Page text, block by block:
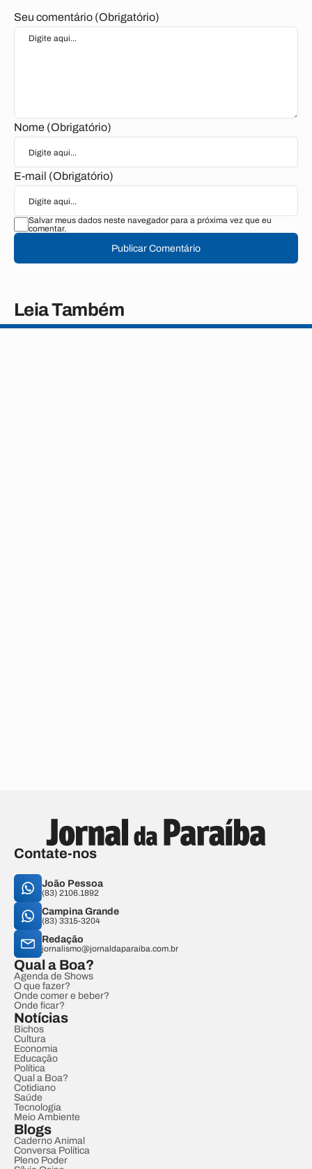
Seu comentário (Obrigatório)
Nome (Obrigatório)
E-mail (Obrigatório)
Salvar meus dados neste navegador para a próxima vez que eu
comentar.
Publicar Comentário
Leia Também
Contate-nos
João Pessoa
(83) 2106.1892
Campina Grande
(83) 3315-3204
Redação
jornalismo@jornaldaparaiba.com.br
Qual a Boa?
Agenda de Shows
O que fazer?
Onde comer e beber?
Onde ficar?
Notícias
Bichos
Cultura
Economia
Educação
Política
Qual a Boa?
Cotidiano
Saúde
Tecnologia
Meio Ambiente
Blogs
Caderno Animal
Conversa Política
Pleno Poder